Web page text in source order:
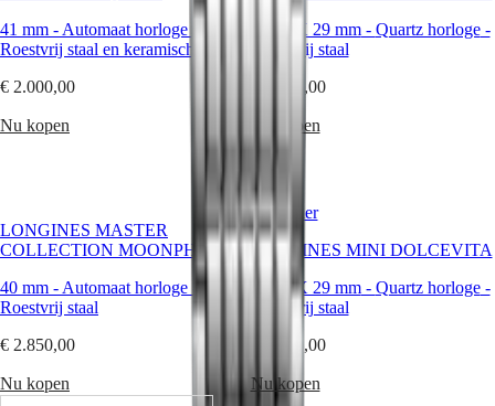
persoonlijkheden
Sport
&
partnerschappen
in
Werken
bij
Heren
horloges
Dames
horloges
Alle
horloges
41 mm - Automaat horloge
Roestvrij staal en keramische ring
€ 2.000,00
Nu kopen
21.50 X 29 mm- Quartz horloge-
Roestvrij staal
€ 2.100,00
Nu kopen
LONGINES MASTER
COLLECTION MOONPHASE
40 mm - Automaat horloge -
Roestvrij staal
€ 2.850,00
Nu kopen
Bestseller
LONGINES MINI DOLCEVITA
21.50 X 29 mm- Quartz horloge-
Roestvrij staal
€ 2.100,00
Nu kopen